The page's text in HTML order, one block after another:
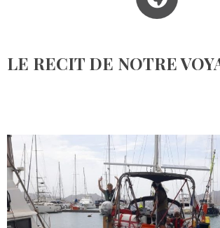
LE RECIT DE NOTRE